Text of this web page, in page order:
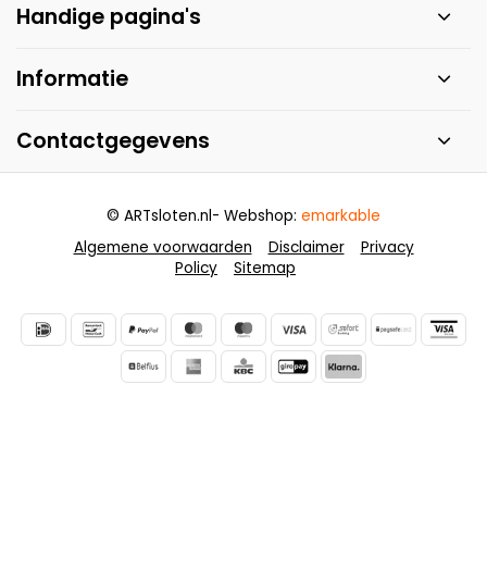
Handige pagina's
Informatie
Contactgegevens
Algemene voorwaarden Disclaimer
Privacy
Policy
Sitemap
© ARTsloten.nl- Webshop: emarkable